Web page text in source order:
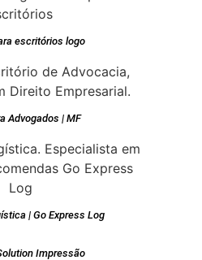
escritórios logo
Advogados | MF
| Go Express Log
Impressão